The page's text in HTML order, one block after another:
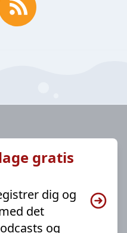
gratis
dig og
det
og